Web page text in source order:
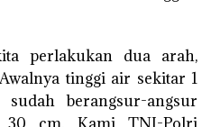
perlakukan dua arah,
tinggi air sekitar 1
berangsur-angsur
cm. Kami TNI-Polri